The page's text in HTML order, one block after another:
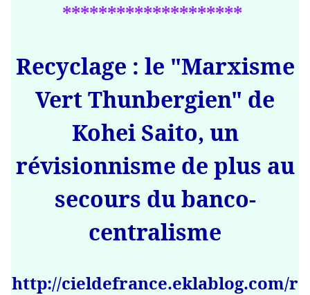
********************
Recyclage : le "Marxisme
Vert Thunbergien" de
Kohei Saito, un
révisionnisme de plus au
secours du banco-
centralisme
http://cieldefrance.eklablog.com/r